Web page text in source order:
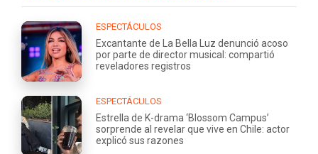
ESPECTÁCULOS
Excantante de La Bella Luz denunció acoso
por parte de director musical: compartió
reveladores registros
ESPECTÁCULOS
Estrella de K-drama ‘Blossom Campus’
sorprende al revelar que vive en Chile: actor
explicó sus razones